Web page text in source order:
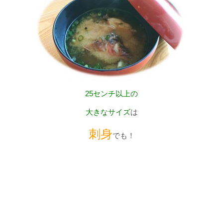
25センチ以上の
大きなサイズは
刺身でも！